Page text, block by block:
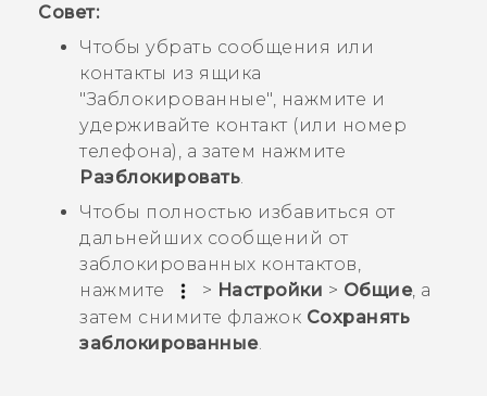
Совет:
Чтобы убрать сообщения или
контакты из ящика
"‍Заблокированные"‍, нажмите и
удерживайте контакт (или номер
телефона), а затем нажмите
Разблокировать.
Чтобы полностью избавиться от
дальнейших сообщений от
заблокированных контактов,
нажмите
> Настройки > Общие, а
затем снимите флажок Сохранять
заблокированные.